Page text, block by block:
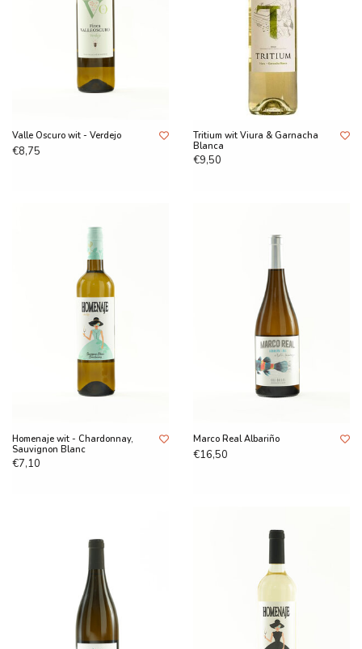
Valle Oscuro wit - Verdejo
€8,75
Tritium wit Viura & Garnacha
Blanca
€9,50
Homenaje wit - Chardonnay,
Sauvignon Blanc
€7,10
Marco Real Albariño
€16,50